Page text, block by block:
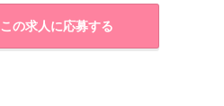
この求人に応募する